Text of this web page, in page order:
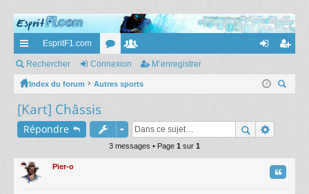
cc
ès
ra
pi
EspritF1.com
or
u
s
e
m
es
ne
on
nr
Rechercher Connexion M’enregistrer
Index du forum
Autres sports
[Kart] Châssis
Répondre
3 messages • Page 1 sur 1
Pier-o Citation